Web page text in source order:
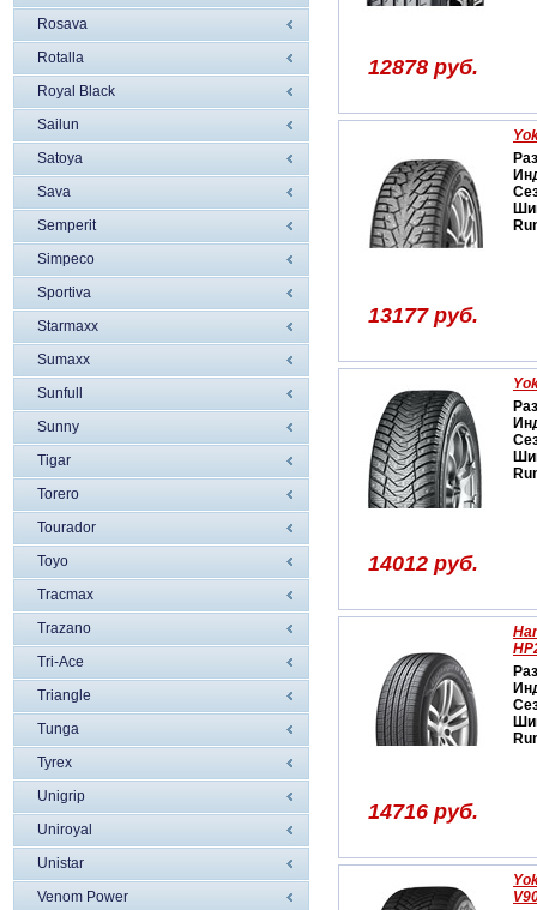
Rosava
Rotalla
Royal Black
Sailun
Satoya
Sava
Semperit
Simpeco
Sportiva
Starmaxx
Sumaxx
Sunfull
Sunny
Tigar
Torero
Tourador
Toyo
Tracmax
Trazano
Tri-Ace
Triangle
Tunga
Tyrex
Unigrip
Uniroyal
Unistar
Venom Power
12878 руб.
13177 руб.
14012 руб.
14716 руб.